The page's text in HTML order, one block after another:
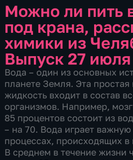
Можно ли пить
под крана,
химики из
Выпуск 27
Вода – один из основных
планете Земля. Эта простая
жидкость входит в состав
организмов. Например,
85 процентов состоит из
– на 70. Вода играет важную
процессах, происходящих
В среднем в течение жизни